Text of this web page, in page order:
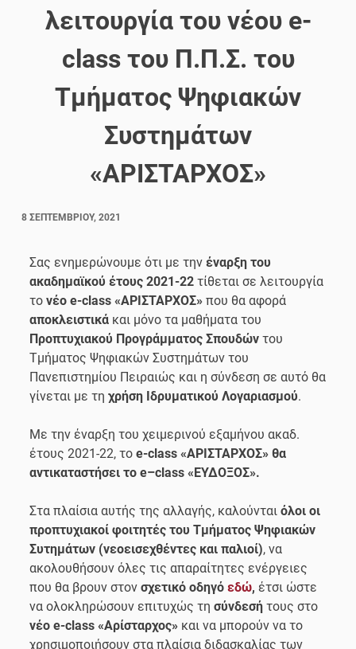
λειτουργία του νέου e-
class του Π.Π.Σ. του
Τμήματος Ψηφιακών
Συστημάτων
«ΑΡΙΣΤΑΡΧΟΣ»
8 ΣΕΠΤΕΜΒΡΊΟΥ, 2021
Σας ενημερώνουμε ότι με τηνέναρξη του
ακαδημαϊκού έτους 2021-22 τίθεται σε λειτουργία
τονέο e-class «ΑΡΙΣΤΑΡΧΟΣ» που θα αφορά
αποκλειστικά και μόνο τα μαθήματα του
Προπτυχιακού Προγράμματος Σπουδών του
Τμήματος Ψηφιακών Συστημάτων του
Πανεπιστημίου Πειραιώς και η σύνδεση σε αυτό θα
γίνεται με τηχρήση Ιδρυματικού Λογαριασμού.
Με την έναρξη του χειμερινού εξαμήνου ακαδ.
έτους 2021-22, τοe-class «ΑΡΙΣΤΑΡΧΟΣ» θα
αντικαταστήσει τοe–class«ΕΥΔΟΞΟΣ».
Στα πλαίσια αυτής της αλλαγής, καλούνταιόλοι οι
προπτυχιακοί φοιτητές του Τμήματος Ψηφιακών
Συτημάτων (νεοεισεχθέντες και παλιοί), να
ακολουθήσουν όλες τις απαραίτητες ενέργειες
που θα βρουν στονσχετικό οδηγό εδώ,έτσι ώστε
να ολοκληρώσουν επιτυχώς τησύνδεσή τους στο
νέο e-class «Αρίσταρχος» και να μπορούν να το
χρησιμοποιήσουν στα πλαίσια διδασκαλίας των